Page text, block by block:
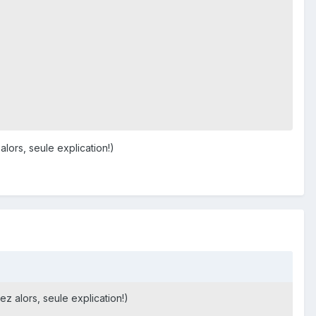
seule explication!)
alors, seule explication!)